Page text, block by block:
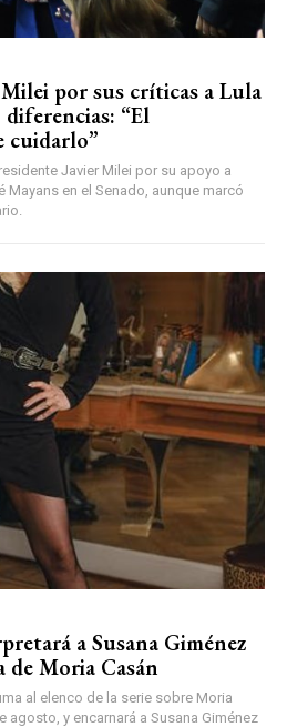
por sus críticas a Lula
“El
cuidarlo”
Javier Milei por su apoyo a
en el Senado, aunque marcó
a Susana Giménez
de Moria Casán
al elenco de la serie sobre Moria
agosto, y encarnará a Susana Giménez